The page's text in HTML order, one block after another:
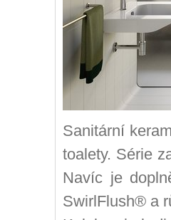
Sanitární
toalety. Série
Navíc je
SwirlFlush® a